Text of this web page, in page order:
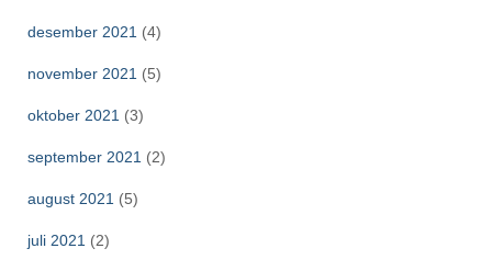
desember 2021 (4)
november 2021 (5)
oktober 2021 (3)
september 2021 (2)
august 2021 (5)
juli 2021 (2)